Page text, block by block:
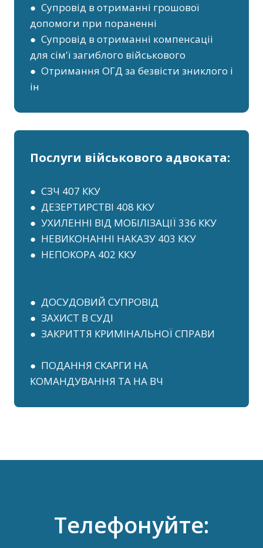
● Супровід в отриманні грошової
допомоги при пораненні
● Супровід в отриманні компенсаціі
для сім'ї загиблого військового
● Отримання ОГД за безвісти зниклого і
ін
Послуги військового адвоката:
● СЗЧ 407 ККУ
● ДЕЗЕРТИРСТВІ 408 ККУ
● УХИЛЕННІ ВІД МОБІЛІЗАЦІЇ 336 ККУ
● НЕВИКОНАННІ НАКАЗУ 403 ККУ
● НЕПОКОРА 402 ККУ
● ДОСУДОВИЙ СУПРОВІД
● ЗАХИСТ В СУДІ
● ЗАКРИТТЯ КРИМІНАЛЬНОЇ СПРАВИ
● ПОДАННЯ СКАРГИ НА
КОМАНДУВАННЯ ТА НА ВЧ
Телефонуйте: